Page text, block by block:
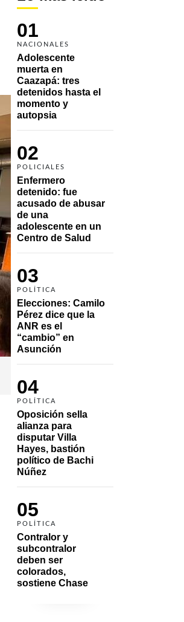
01
NACIONALES
Adolescente
muerta en
Caazapá: tres
detenidos hasta el
momento y
autopsia
02
POLICIALES
Enfermero
detenido: fue
acusado de abusar
de una
adolescente en un
Centro de Salud
03
POLÍTICA
Elecciones: Camilo
Pérez dice que la
ANR es el
“cambio” en
Asunción
04
POLÍTICA
Oposición sella
alianza para
disputar Villa
Hayes, bastión
político de Bachi
Núñez
05
POLÍTICA
Contralor y
subcontralor
deben ser
colorados,
sostiene Chase